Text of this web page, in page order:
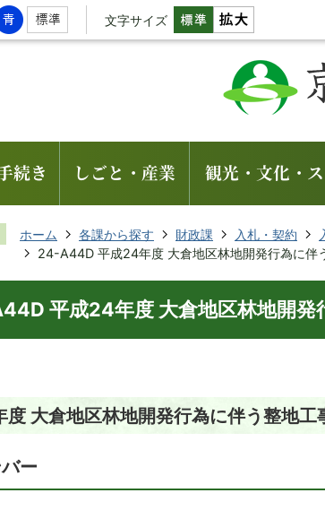
文字サイズ
続き しごと・産業 観光・文化・
ホーム 各課から探す 財政課 入札・契約
24-A44D 平成24年度 大倉地区林地開発行為に伴
平成24年度 大倉地区林地開発
大倉地区林地開発行為に伴う整地工
ー